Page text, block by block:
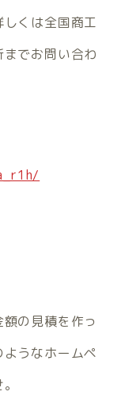
くは全国商工
でお問い合わ
の見積を作っ
うなホームペ